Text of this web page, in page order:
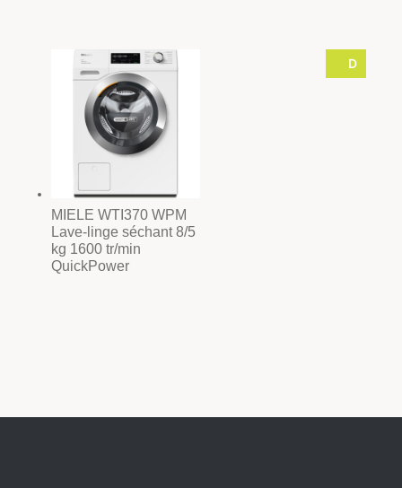
D
MIELE WTI370 WPM
Lave-linge séchant 8/5
kg 1600 tr/min
QuickPower